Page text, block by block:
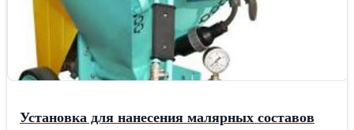
Установка для нанесения малярных составов